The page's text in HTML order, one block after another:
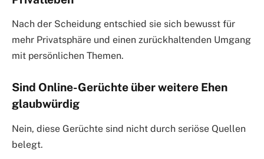
Nach der Scheidung entschied sie sich bewusst für
mehr Privatsphäre und einen zurückhaltenden Umgang
mit persönlichen Themen.
Sind Online-Gerüchte über weitere Ehen
glaubwürdig
Nein, diese Gerüchte sind nicht durch seriöse Quellen
belegt.